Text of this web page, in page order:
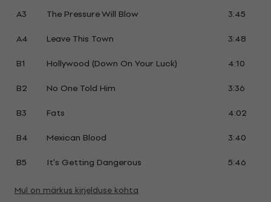
A3
The Pressure Will Blow
3:45
A4
Leave This Town
3:48
B1
Hollywood (Down On Your Luck)
4:10
B2
No One Told Him
3:36
B3
Fats
4:02
B4
Mexican Blood
3:40
B5
It's Getting Dangerous 5:46
Mul on märkus kirjelduse kohta